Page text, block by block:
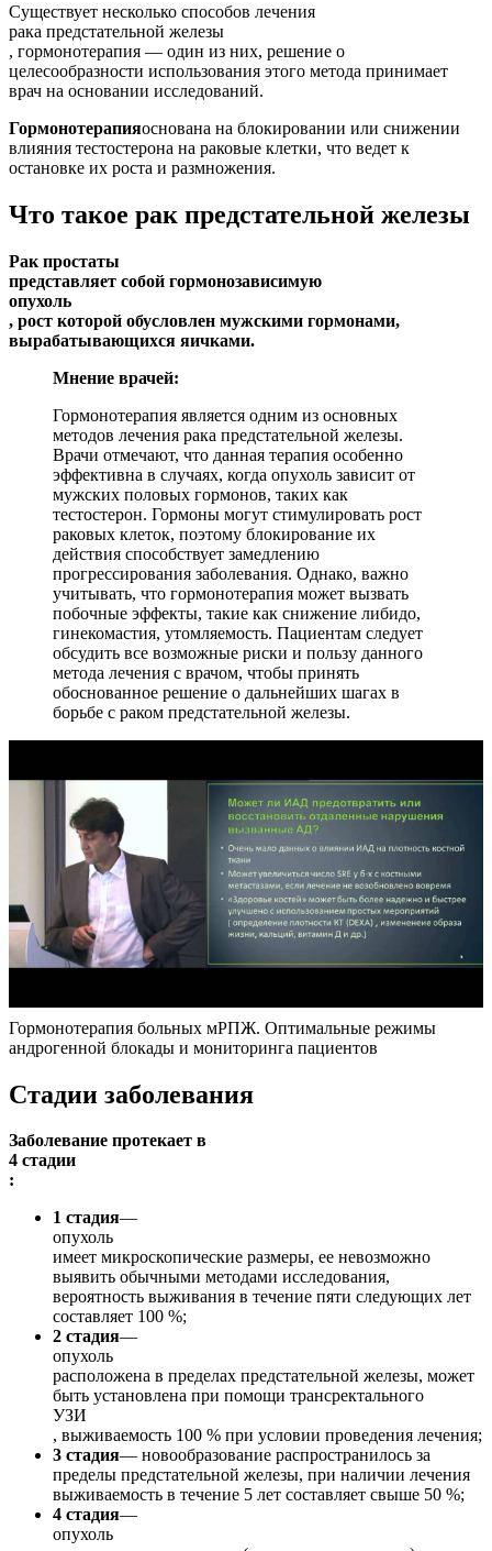
Существует несколько способов лечения
рака предстательной железы
, гормонотерапия — один из них, решение о
целесообразности использования этого метода принимает
врач на основании исследований.
Гормонотерапияоснована на блокировании или снижении
влияния тестостерона на раковые клетки, что ведет к
остановке их роста и размножения.
Что такое рак предстательной железы
Рак простаты
представляет собой гормонозависимую
опухоль
, рост которой обусловлен мужскими гормонами,
вырабатывающихся яичками.
Мнение врачей:
Гормонотерапия является одним из основных
методов лечения рака предстательной железы.
Врачи отмечают, что данная терапия особенно
эффективна в случаях, когда опухоль зависит от
мужских половых гормонов, таких как
тестостерон. Гормоны могут стимулировать рост
раковых клеток, поэтому блокирование их
действия способствует замедлению
прогрессирования заболевания. Однако, важно
учитывать, что гормонотерапия может вызвать
побочные эффекты, такие как снижение либидо,
гинекомастия, утомляемость. Пациентам следует
обсудить все возможные риски и пользу данного
метода лечения с врачом, чтобы принять
обоснованное решение о дальнейших шагах в
борьбе с раком предстательной железы.
Гормонотерапия больных мРПЖ. Оптимальные режимы
андрогенной блокады и мониторинга пациентов
Стадии заболевания
Заболевание протекает в
4 стадии
:
1 стадия—
опухоль
имеет микроскопические размеры, ее невозможно
выявить обычными методами исследования,
вероятность выживания в течение пяти следующих лет
составляет 100 %;
2 стадия—
опухоль
расположена в пределах предстательной железы, может
быть установлена при помощи трансректального
УЗИ
, выживаемость 100 % при условии проведения лечения;
3 стадия— новообразование распространилось за
пределы предстательной железы, при наличии лечения
выживаемость в течение 5 лет составляет свыше 50 %;
4 стадия—
опухоль